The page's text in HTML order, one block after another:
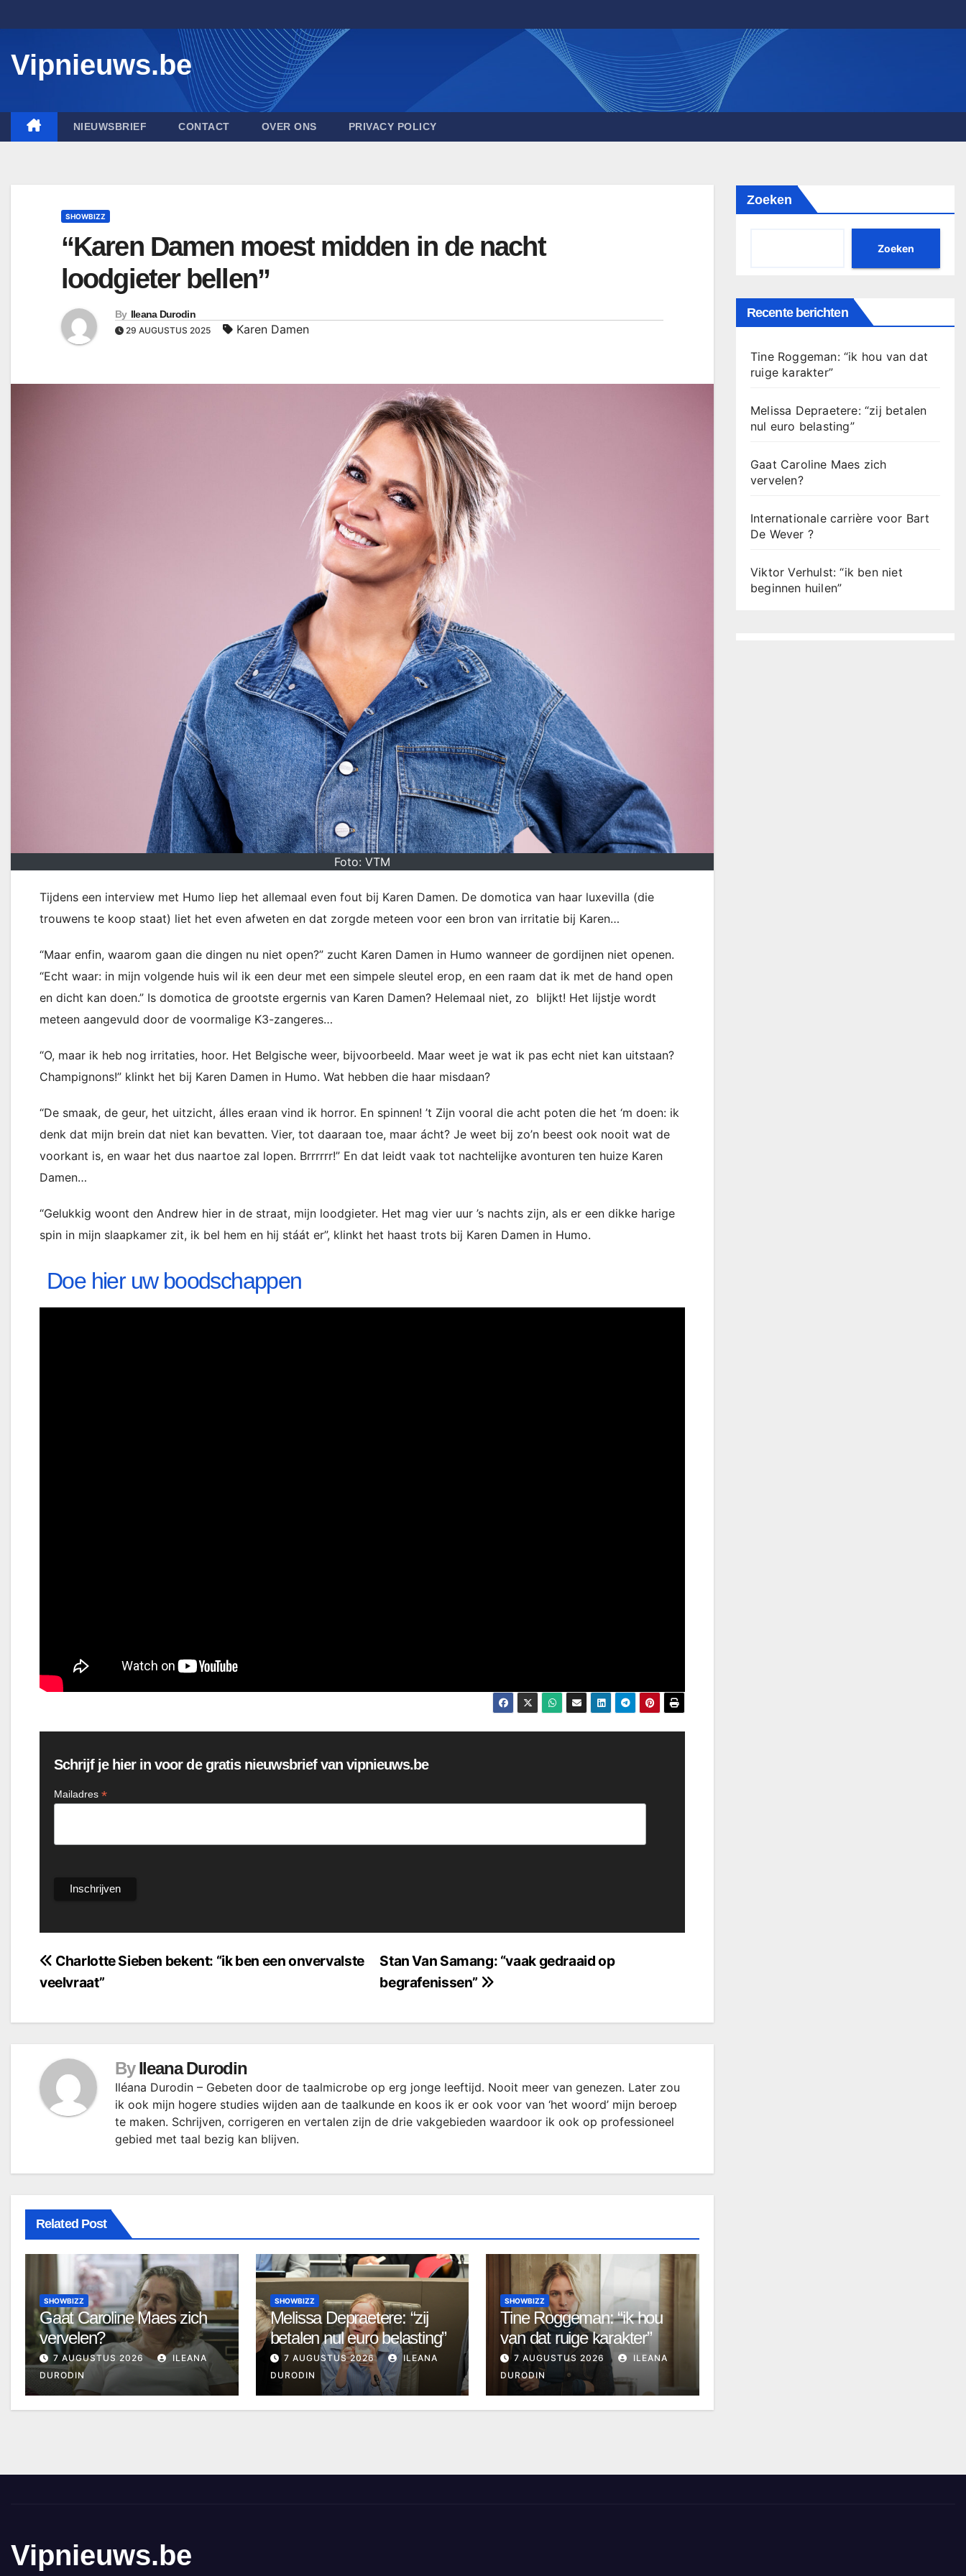
to
Vipnieuws.be
NIEUWSBRIEF CONTACT OVER ONS PRIVACY POLICY
SHOWBIZZ
“Karen Damen moest midden in de nacht
loodgieter bellen”
By Ileana Durodin
29 AUGUSTUS 2025 Karen Damen
Foto: VTM
Tijdens een interview met Humo liep het allemaal even fout bij Karen Damen. De domotica van haar luxevilla (die
trouwens te koop staat) liet het even afweten en dat zorgde meteen voor een bron van irritatie bij Karen…
“Maar enfin, waarom gaan die dingen nu niet open?” zucht Karen Damen in Humo wanneer de gordijnen niet openen.
“Echt waar: in mijn volgende huis wil ik een deur met een simpele sleutel erop, en een raam dat ik met de hand open
en dicht kan doen.” Is domotica de grootste ergernis van Karen Damen? Helemaal niet, zo blijkt! Het lijstje wordt
meteen aangevuld door de voormalige K3-zangeres…
“O, maar ik heb nog irritaties, hoor. Het Belgische weer, bijvoorbeeld. Maar weet je wat ik pas echt niet kan uitstaan?
Champignons!” klinkt het bij Karen Damen in Humo. Wat hebben die haar misdaan?
“De smaak, de geur, het uitzicht, álles eraan vind ik horror. En spinnen! ’t Zijn vooral die acht poten die het ‘m doen: ik
denk dat mijn brein dat niet kan bevatten. Vier, tot daaraan toe, maar ácht? Je weet bij zo’n beest ook nooit wat de
voorkant is, en waar het dus naartoe zal lopen. Brrrrrr!” En dat leidt vaak tot nachtelijke avonturen ten huize Karen
Damen…
“Gelukkig woont den Andrew hier in de straat, mijn loodgieter. Het mag vier uur ’s nachts zijn, als er een dikke harige
spin in mijn slaapkamer zit, ik bel hem en hij stáát er”, klinkt het haast trots bij Karen Damen in Humo.
Doe hier uw boodschappen
Schrijf je hier in voor de gratis nieuwsbrief van vipnieuws.be
Mailadres *
Bericht
navigatie
Stan Van Samang: “vaak gedraaid op
begrafenissen”
Charlotte Sieben bekent: “ik ben een onvervalste
veelvraat”
By Ileana Durodin
Iléana Durodin – Gebeten door de taalmicrobe op erg jonge leeftijd. Nooit meer van genezen. Later zou
ik ook mijn hogere studies wijden aan de taalkunde en koos ik er ook voor van ‘het woord’ mijn beroep
te maken. Schrijven, corrigeren en vertalen zijn de drie vakgebieden waardoor ik ook op professioneel
gebied met taal bezig kan blijven.
Related Post
SHOWBIZZ
Gaat Caroline Maes zich
vervelen?
7 AUGUSTUS 2026
ILEANA
DURODIN
SHOWBIZZ
Melissa Depraetere: “zij
betalen nul euro belasting”
7 AUGUSTUS 2026
ILEANA
DURODIN
SHOWBIZZ
Tine Roggeman: “ik hou
van dat ruige karakter”
7 AUGUSTUS 2026
ILEANA
DURODIN
Zoeken
Zoeken
Recente berichten
Tine Roggeman: “ik hou van dat
ruige karakter”
Melissa Depraetere: “zij betalen
nul euro belasting”
Gaat Caroline Maes zich
vervelen?
Internationale carrière voor Bart
De Wever ?
Viktor Verhulst: “ik ben niet
beginnen huilen”
Vipnieuws.be